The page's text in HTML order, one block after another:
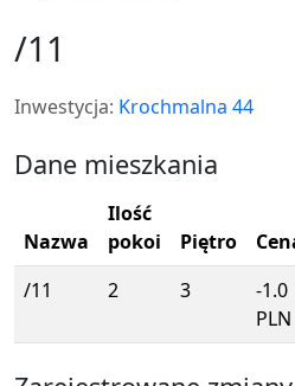
/11
Inwestycja: Krochmalna 44
Dane mieszkania
Nazwa
Ilość
pokoi
Piętro
/11
2 3
-1.0
PLN